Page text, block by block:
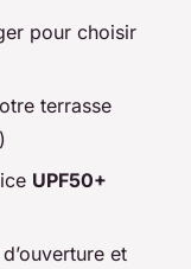
pour choisir
terrasse
UPF50+
et